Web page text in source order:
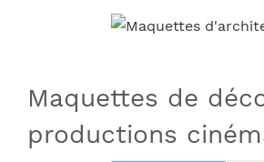
Maquettes de
productions